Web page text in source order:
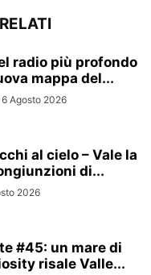
radio più profondo
mappa del...
6 Agosto 2026
al cielo – Vale la
di...
2026
#45: un mare di
risale Valle...